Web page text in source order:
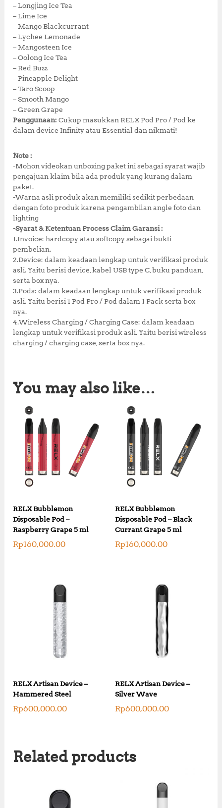
– Longjing Ice Tea
– Lime Ice
– Mango Blackcurrant
– Lychee Lemonade
– Mangosteen Ice
– Oolong Ice Tea
– Red Buzz
– Pineapple Delight
– Taro Scoop
– Smooth Mango
– Green Grape
Penggunaan: Cukup masukkan RELX Pod Pro / Pod ke
dalam device Infinity atau Essential dan nikmati!
Note :
-Mohon videokan unboxing paket ini sebagai syarat wajib
pengajuan klaim bila ada produk yang kurang dalam
paket.
-Warna asli produk akan memiliki sedikit perbedaan
dengan foto produk karena pengambilan angle foto dan
lighting
-Syarat & Ketentuan Process Claim Garansi :
1.Invoice: hardcopy atau softcopy sebagai bukti
pembelian.
2.Device: dalam keadaan lengkap untuk verifikasi produk
asli. Yaitu berisi device, kabel USB type C, buku panduan,
serta box nya.
3.Pods: dalam keadaan lengkap untuk verifikasi produk
asli. Yaitu berisi 1 Pod Pro / Pod dalam 1 Pack serta box
nya.
4.Wireless Charging / Charging Case: dalam keadaan
lengkap untuk verifikasi produk asli. Yaitu berisi wireless
charging / charging case, serta box nya.
You may also like…
RELX Bubblemon
Disposable Pod –
Raspberry Grape 5 ml
Rp160,000.00
RELX Bubblemon
Disposable Pod – Black
Currant Grape 5 ml
Rp160,000.00
RELX Artisan Device –
Hammered Steel
Rp600,000.00
RELX Artisan Device –
Silver Wave
Rp600,000.00
Related products